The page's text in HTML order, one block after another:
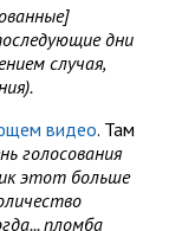
дни
случая,
видео. Там
голосования
этот больше
пломба